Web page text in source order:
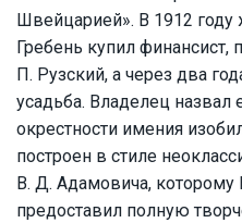
Швейцарией». В 1912
Гребень купил
П. Рузский, а через два
усадьба. Владелец
окрестности имения
построен в стиле
В. Д. Адамовича,
предоставил полную